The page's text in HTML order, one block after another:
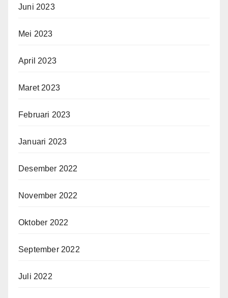
Juni 2023
Mei 2023
April 2023
Maret 2023
Februari 2023
Januari 2023
Desember 2022
November 2022
Oktober 2022
September 2022
Juli 2022